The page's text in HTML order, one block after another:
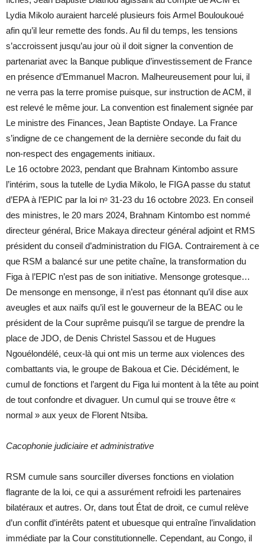
Lydia Mikolo auraient harcelé plusieurs fois Armel Bouloukoué
afin qu’il leur remette des fonds. Au fil du temps, les tensions
s’accroissent jusqu’au jour où il doit signer la convention de
partenariat avec la Banque publique d’investissement de France
en présence d’Emmanuel Macron. Malheureusement pour lui, il
ne verra pas la terre promise puisque, sur instruction de ACM, il
est relevé le même jour. La convention est finalement signée par
Le ministre des Finances, Jean Baptiste Ondaye. La France
s’indigne de ce changement de la dernière seconde du fait du
non-respect des engagements initiaux.
Le 16 octobre 2023, pendant que Brahnam Kintombo assure
l’intérim, sous la tutelle de Lydia Mikolo, le FIGA passe du statut
d’EPA à l’EPIC par la loi nᵒ 31-23 du 16 octobre 2023. En conseil
des ministres, le 20 mars 2024, Brahnam Kintombo est nommé
directeur général, Brice Makaya directeur général adjoint et RMS
président du conseil d’administration du FIGA. Contrairement à ce
que RSM a balancé sur une petite chaîne, la transformation du
Figa à l’EPIC n’est pas de son initiative. Mensonge grotesque…
De mensonge en mensonge, il n’est pas étonnant qu’il dise aux
aveugles et aux naïfs qu’il est le gouverneur de la BEAC ou le
président de la Cour suprême puisqu’il se targue de prendre la
place de JDO, de Denis Christel Sassou et de Hugues
Ngouélondélé, ceux-là qui ont mis un terme aux violences des
combattants via, le groupe de Bakoua et Cie. Décidément, le
cumul de fonctions et l’argent du Figa lui montent à la tête au point
de tout confondre et divaguer. Un cumul qui se trouve être «
normal » aux yeux de Florent Ntsiba.
Cacophonie judiciaire et administrative
RSM cumule sans sourciller diverses fonctions en violation
flagrante de la loi, ce qui a assurément refroidi les partenaires
bilatéraux et autres. Or, dans tout État de droit, ce cumul relève
d’un conflit d’intérêts patent et ubuesque qui entraîne l’invalidation
immédiate par la Cour constitutionnelle. Cependant, au Congo, il